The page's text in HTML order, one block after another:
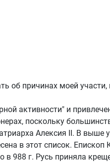
об причинах моей
активности" и
поскольку
Алексия II. В выше
в этот список. Епископ
988 г. Русь приняла